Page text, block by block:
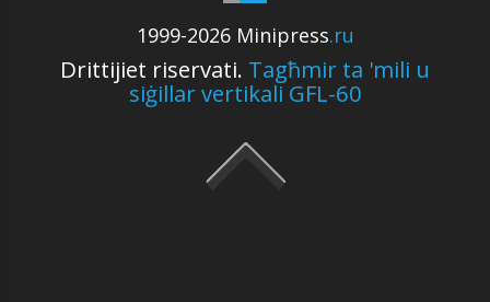
1999-2026 Minipress.ru
Drittijiet riservati. Tagħmir ta 'mili u
siġillar vertikali GFL-60